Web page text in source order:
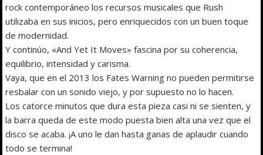
rock contemporáneo los recursos musicales que Rush
utilizaba en sus inicios, pero enriquecidos con un buen toque
de modernidad.
Y continúo, «And Yet It Moves» fascina por su coherencia,
equilibrio, intensidad y carisma.
Vaya, que en el 2013 los Fates Warning no pueden permitirse
resbalar con un sonido viejo, y por supuesto no lo hacen.
Los catorce minutos que dura esta pieza casi ni se sienten, y
la barra queda de este modo puesta bien alta una vez que el
disco se acaba. ¡A uno le dan hasta ganas de aplaudir cuando
todo se termina!